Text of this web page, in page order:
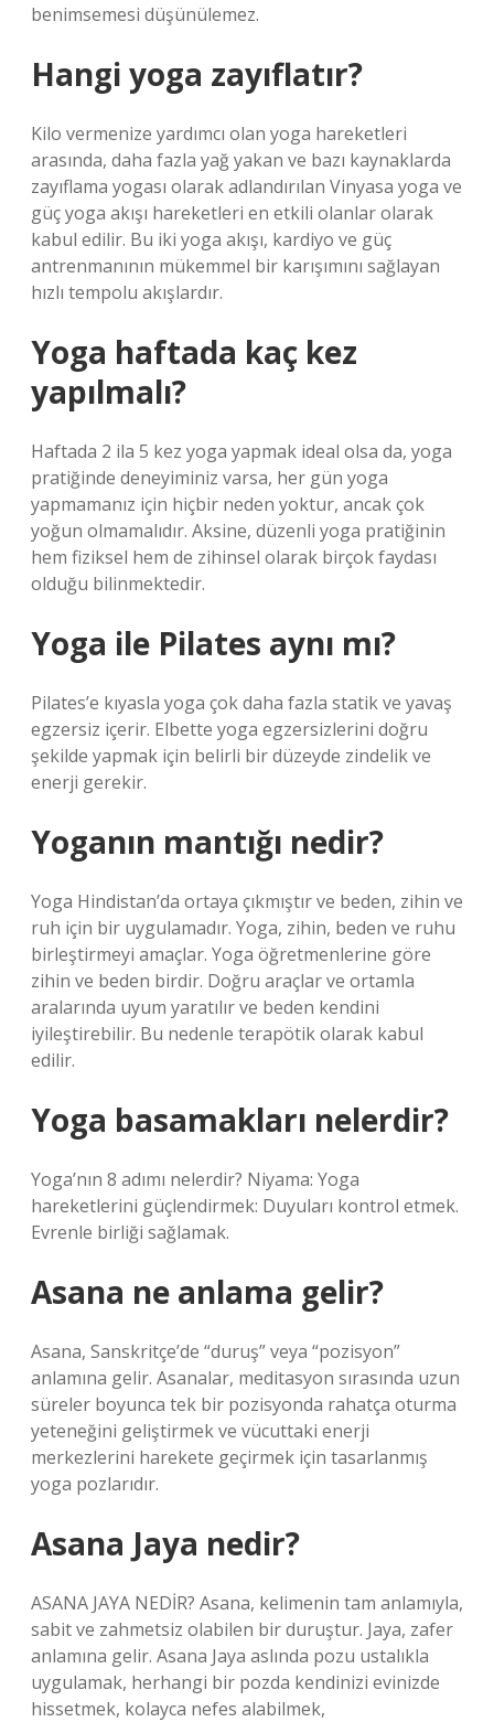
benimsemesi düşünülemez.
Hangi yoga zayıflatır?
Kilo vermenize yardımcı olan yoga hareketleri
arasında, daha fazla yağ yakan ve bazı kaynaklarda
zayıflama yogası olarak adlandırılan Vinyasa yoga ve
güç yoga akışı hareketleri en etkili olanlar olarak
kabul edilir. Bu iki yoga akışı, kardiyo ve güç
antrenmanının mükemmel bir karışımını sağlayan
hızlı tempolu akışlardır.
Yoga haftada kaç kez
yapılmalı?
Haftada 2 ila 5 kez yoga yapmak ideal olsa da, yoga
pratiğinde deneyiminiz varsa, her gün yoga
yapmamanız için hiçbir neden yoktur, ancak çok
yoğun olmamalıdır. Aksine, düzenli yoga pratiğinin
hem fiziksel hem de zihinsel olarak birçok faydası
olduğu bilinmektedir.
Yoga ile Pilates aynı mı?
Pilates’e kıyasla yoga çok daha fazla statik ve yavaş
egzersiz içerir. Elbette yoga egzersizlerini doğru
şekilde yapmak için belirli bir düzeyde zindelik ve
enerji gerekir.
Yoganın mantığı nedir?
Yoga Hindistan’da ortaya çıkmıştır ve beden, zihin ve
ruh için bir uygulamadır. Yoga, zihin, beden ve ruhu
birleştirmeyi amaçlar. Yoga öğretmenlerine göre
zihin ve beden birdir. Doğru araçlar ve ortamla
aralarında uyum yaratılır ve beden kendini
iyileştirebilir. Bu nedenle terapötik olarak kabul
edilir.
Yoga basamakları nelerdir?
Yoga’nın 8 adımı nelerdir? Niyama: Yoga
hareketlerini güçlendirmek: Duyuları kontrol etmek.
Evrenle birliği sağlamak.
Asana ne anlama gelir?
Asana, Sanskritçe’de “duruş” veya “pozisyon”
anlamına gelir. Asanalar, meditasyon sırasında uzun
süreler boyunca tek bir pozisyonda rahatça oturma
yeteneğini geliştirmek ve vücuttaki enerji
merkezlerini harekete geçirmek için tasarlanmış
yoga pozlarıdır.
Asana Jaya nedir?
ASANA JAYA NEDİR? Asana, kelimenin tam anlamıyla,
sabit ve zahmetsiz olabilen bir duruştur. Jaya, zafer
anlamına gelir. Asana Jaya aslında pozu ustalıkla
uygulamak, herhangi bir pozda kendinizi evinizde
hissetmek, kolayca nefes alabilmek,